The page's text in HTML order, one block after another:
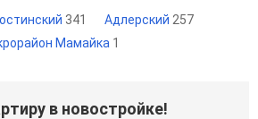
341 Адлерский 257
Мамайка 1
в новостройке!